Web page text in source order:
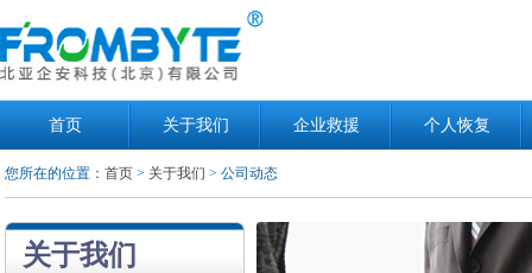
首页 关于我们 企业救援 个人恢复
您所在的位置： 首页> 关于我们 > 公司动态
关于我们